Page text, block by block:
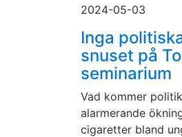
2024-05-03
Inga
snuset på
seminarium
Vad kommer
alarmerande
cigaretter bland